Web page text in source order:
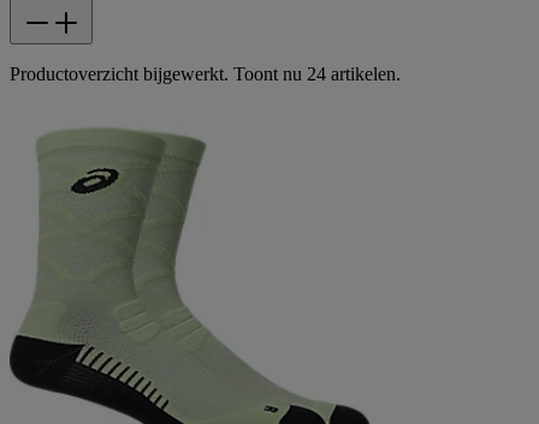
Productoverzicht bijgewerkt. Toont nu 24 artikelen.